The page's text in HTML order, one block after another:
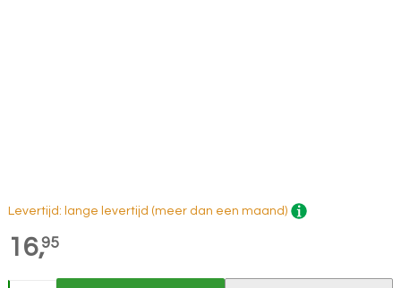
Levertijd: lange levertijd (meer dan een maand)
16,95